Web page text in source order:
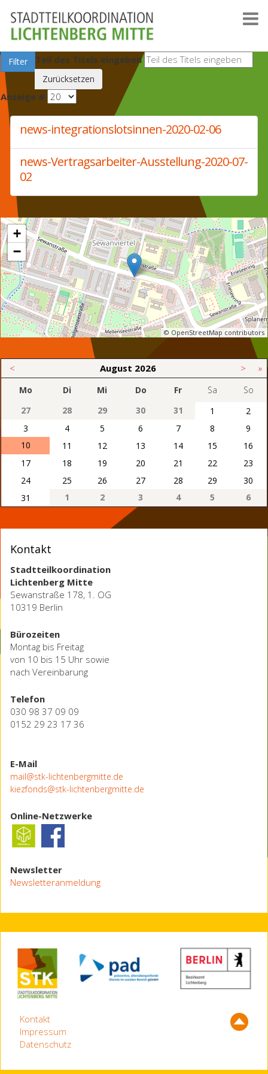
Teil des Titels eingeben
Filter
Zurücksetzen
Anzeige #
news-integrationslotsinnen-2020-02-06
news-Vertragsarbeiter-Ausstellung-2020-07-
02
+
−
© OpenStreetMap contributors
< August 2026 > »
Mo Di Mi Do Fr Sa
So
27
28 29 30 31 1
2
3
4 5 6 7 8
9
10
11 12 13 14 15
16
17
18 19 20 21 22
23
24
25 26 27 28 29
30
31
1 2 3 4 5 6
Kontakt
Stadtteilkoordination
Lichtenberg Mitte
Sewanstraße 178, 1. OG
10319 Berlin
Bürozeiten
Montag bis Freitag
von 10 bis 15 Uhr sowie
nach Vereinbarung
Telefon
030 98 37 09 09
0152 29 23 17 36
E-Mail
mail@stk-lichtenbergmitte.de
kiezfonds@stk-lichtenbergmitte.de
Online-Netzwerke
Newsletter
Newsletteranmeldung
Kontakt
Impressum
Datenschutz